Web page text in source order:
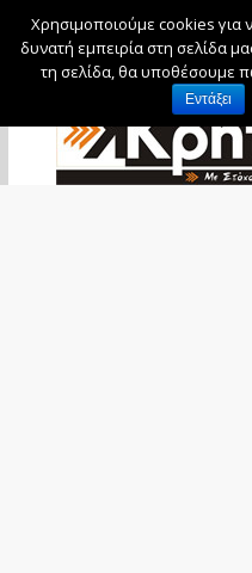
Παρασκευή, 7
Χρησιμοποιούμε cookies για
δυνατή εμπειρία στη σελίδα
τη σελίδα, θα υποθέσουμε
Εντάξει